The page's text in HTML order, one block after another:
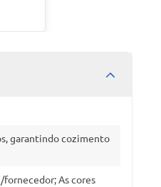
garantindo cozimento
As cores